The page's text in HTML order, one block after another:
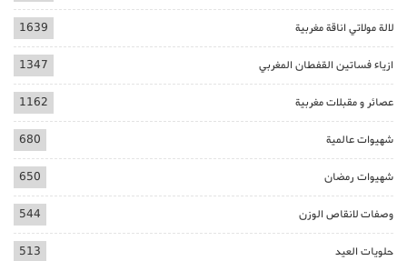
لالة مولاتي اناقة مغربية 1639
ازياء فساتين القفطان المغربي 1347
عصائر و مقبلات مغربية 1162
شهيوات عالمية 680
شهيوات رمضان 650
وصفات لانقاص الوزن 544
حلويات العيد 513